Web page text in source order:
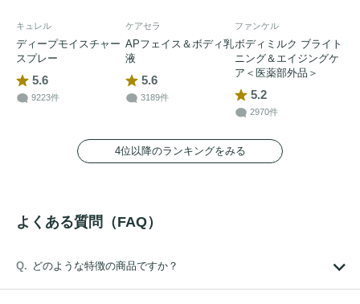
キュレル
ディープモイスチャー
スプレー
5.6
9223件
ケアセラ
APフェイス＆ボディ乳
液
5.6
3189件
ファンケル
ボディミルク ブライト
ニング＆エイジングケ
ア＜医薬部外品＞
5.2
2970件
4位以降のランキングをみる
よくある質問（FAQ）
どのような特徴の商品ですか？